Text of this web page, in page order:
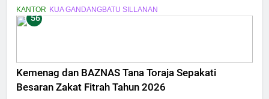
Keluarga Sakinah
KANTOR KUA GANDANGBATU SILLANAN
56
Kemenag dan BAZNAS Tana Toraja Sepakati
Besaran Zakat Fitrah Tahun 2026